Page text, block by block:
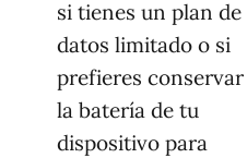
si tienes un plan de
datos limitado o si
prefieres conservar
la batería de tu
dispositivo para